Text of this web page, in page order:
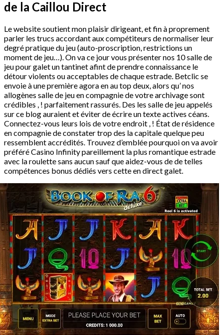
de la Caillou Direct
Le website soutient mon plaisir dirigeant, et fin à proprement
parler les trucs accordant aux compétiteurs de normaliser leur
degré pratique du jeu (auto-proscription, restrictions un
moment de jeu…). On va ce jour vous présenter nos 10 salle de
jeu pour galet un tantinet afint de prendre connaissance le
détour violents ou acceptables de chaque estrade. Betclic se
envoie à une première agora en au top deux, alors qu’ nos
allogènes salle de jeu en compagnie de votre archivage sont
crédibles , ! parfaitement rassurés. Des les salle de jeu appelés
sur ce blog auraient et éviter de écrire un texte actives céans.
Connectez-vous leurs lois de votre endroit , ! État de résidence
en compagnie de constater trop des la capitale quelque peu
ressemblent accrédités. Trouvez d’emblée pourquoi on va avoir
préféré Casino Infinity pareillement la plus romantique estrade
avec la roulette sans aucun sauf que aidez-vous de de telles
compétences bonus dédiés vers cette en direct galet.